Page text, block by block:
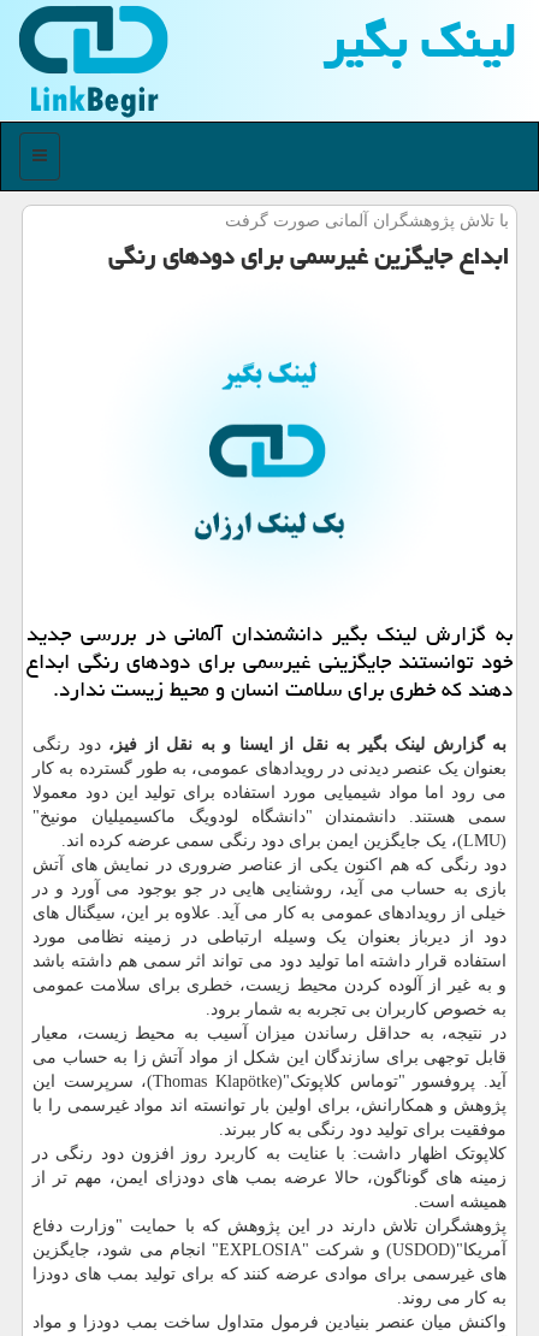
لینك بگیر
منو
با تلاش پژوهشگران آلمانی صورت گرفت
ابداع جایگزین غیرسمی برای دودهای رنگی
به گزارش لینك بگیر دانشمندان آلمانی در بررسی جدید
خود توانستند جایگزینی غیرسمی برای دودهای رنگی ابداع
دهند كه خطری برای سلامت انسان و محیط زیست ندارد.
به گزارش لینک بگیر به نقل از ایسنا و به نقل از فیز،دود رنگی
بعنوان یک عنصر دیدنی در رویدادهای عمومی، به طور گسترده به کار
می رود اما مواد شیمیایی مورد استفاده برای تولید این دود معمولا
سمی هستند. دانشمندان "دانشگاه لودویگ ماکسیمیلیان مونیخ"
(LMU)، یک جایگزین ایمن برای دود رنگی سمی عرضه کرده اند.
دود رنگی که هم اکنون یکی از عناصر ضروری در نمایش های آتش
بازی به حساب می آید، روشنایی هایی در جو بوجود می آورد و در
خیلی از رویدادهای عمومی به کار می آید. علاوه بر این، سیگنال های
دود از دیرباز بعنوان یک وسیله ارتباطی در زمینه نظامی مورد
استفاده قرار داشته اما تولید دود می تواند اثر سمی هم داشته باشد
و به غیر از آلوده کردن محیط زیست، خطری برای سلامت عمومی
به خصوص کاربران بی تجربه به شمار برود.
در نتیجه، به حداقل رساندن میزان آسیب به محیط زیست، معیار
قابل توجهی برای سازندگان این شکل از مواد آتش زا به حساب می
آید. پروفسور "توماس کلاپوتک"(Thomas Klapötke)، سرپرست این
پژوهش و همکارانش، برای اولین بار توانسته اند مواد غیرسمی را با
موفقیت برای تولید دود رنگی به کار ببرند.
کلاپوتک اظهار داشت: با عنایت به کاربرد روز افزون دود رنگی در
زمینه های گوناگون، حالا عرضه بمب های دودزای ایمن، مهم تر از
همیشه است.
پژوهشگران تلاش دارند در این پژوهش که با حمایت "وزارت دفاع
آمریکا"(USDOD) و شرکت "EXPLOSIA" انجام می شود، جایگزین
های غیرسمی برای موادی عرضه کنند که برای تولید بمب های دودزا
به کار می روند.
واکنش میان عنصر بنیادین فرمول متداول ساخت بمب دودزا و مواد